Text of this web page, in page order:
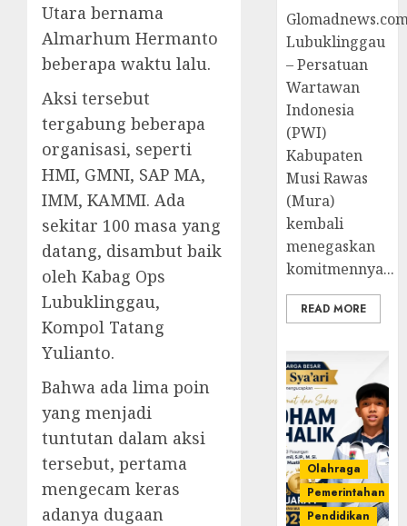
Utara bernama
Almarhum Hermanto
beberapa waktu lalu.
Aksi tersebut
tergabung beberapa
organisasi, seperti
HMI, GMNI, SAP MA,
IMM, KAMMI. Ada
sekitar 100 masa yang
datang, disambut baik
oleh Kabag Ops
Lubuklinggau,
Kompol Tatang
Yulianto.
Bahwa ada lima poin
yang menjadi
tuntutan dalam aksi
tersebut, pertama
mengecam keras
adanya dugaan
Lubuklinggau
– Persatuan
Wartawan
Indonesia
(PWI)
Kabupaten
Musi Rawas
(Mura)
kembali
menegaskan
komitmennya...
READ MORE
Olahraga
Pemerintahan
Pendidikan